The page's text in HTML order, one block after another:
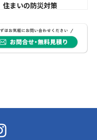
住まいの防災対策
りお見舞い申し上げま
社長コラム